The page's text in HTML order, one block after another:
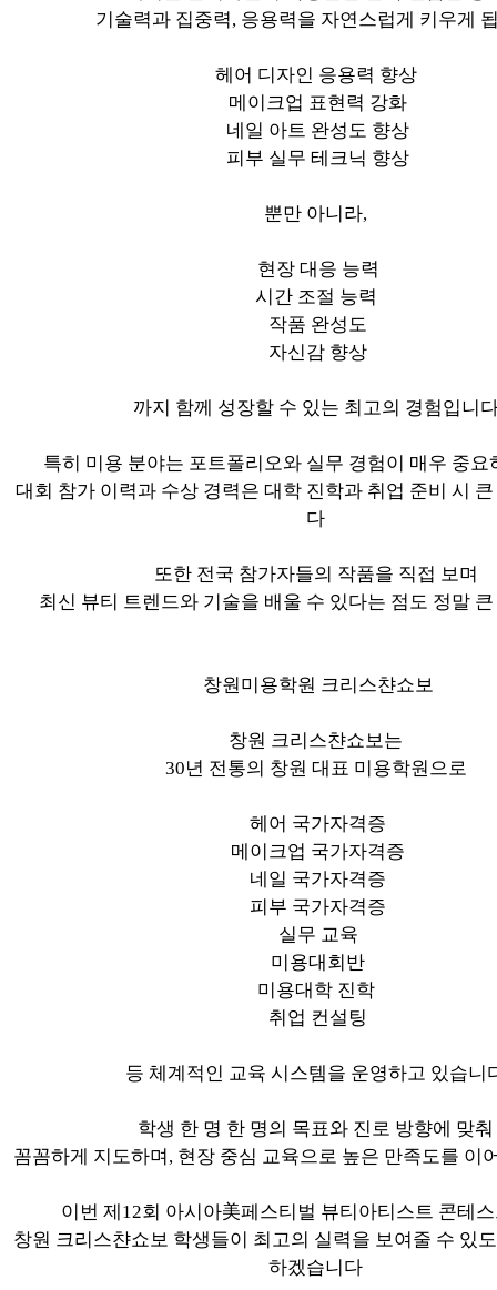
기술력과 집중력, 응용력을 자연스럽게 키우게
헤어 디자인 응용력 향상
메이크업 표현력 강화
네일 아트 완성도 향상
피부 실무 테크닉 향상
뿐만 아니라,
현장 대응 능력
시간 조절 능력
작품 완성도
자신감 향상
까지 함께 성장할 수 있는 최고의 경험입니
특히 미용 분야는 포트폴리오와 실무 경험이 매우 중요
대회 참가 이력과 수상 경력은 대학 진학과 취업 준비 시
다
또한 전국 참가자들의 작품을 직접 보며
최신 뷰티 트렌드와 기술을 배울 수 있다는 점도 정말
창원미용학원 크리스챤쇼보
창원 크리스챤쇼보는
30년 전통의 창원 대표 미용학원으로
헤어 국가자격증
메이크업 국가자격증
네일 국가자격증
피부 국가자격증
실무 교육
미용대회반
미용대학 진학
취업 컨설팅
등 체계적인 교육 시스템을 운영하고 있습니
학생 한 명 한 명의 목표와 진로 방향에 맞춰
꼼꼼하게 지도하며, 현장 중심 교육으로 높은 만족도를 이
이번 제12회 아시아美페스티벌 뷰티아티스트 콘테
창원 크리스챤쇼보 학생들이 최고의 실력을 보여줄 수 있
하겠습니다